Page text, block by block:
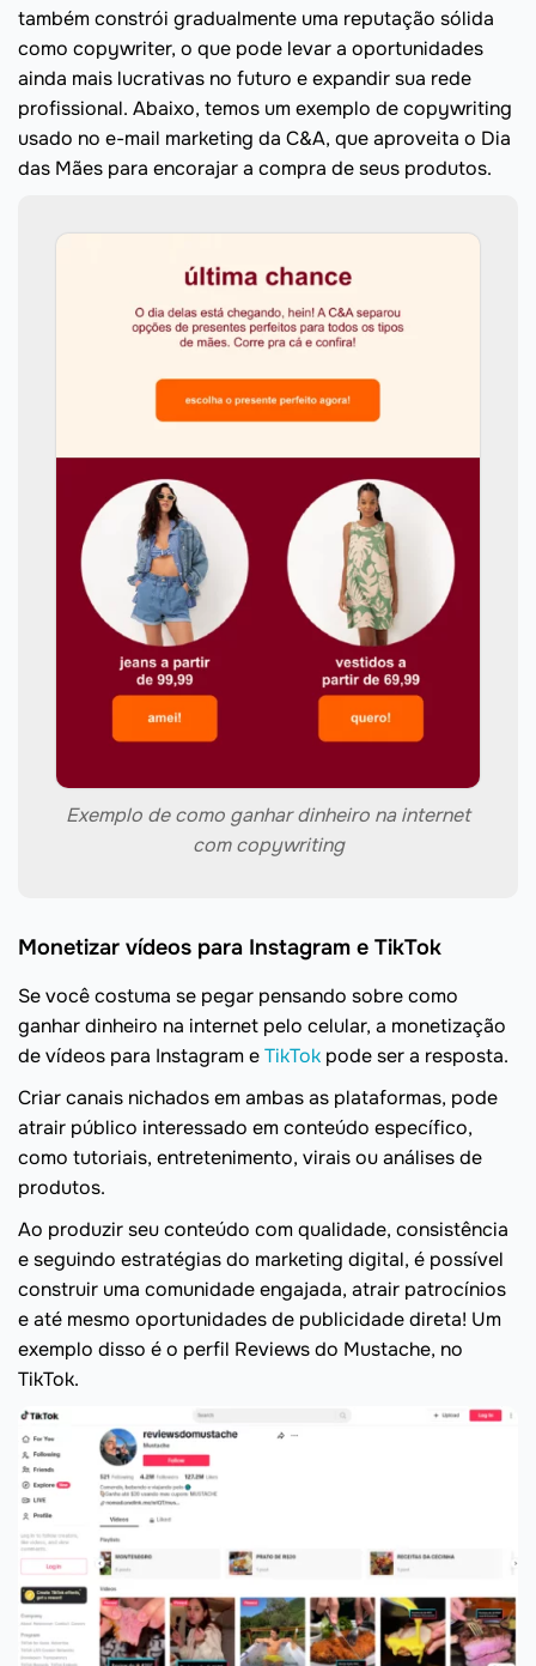
também constrói gradualmente uma reputação sólida
como copywriter, o que pode levar a oportunidades
ainda mais lucrativas no futuro e expandir sua rede
profissional. Abaixo, temos um exemplo de copywriting
usado no e-mail marketing da C&A, que aproveita o Dia
das Mães para encorajar a compra de seus produtos.
Exemplo de como ganhar dinheiro na internet
com copywriting
Monetizar vídeos para Instagram e TikTok
Se você costuma se pegar pensando sobre como
ganhar dinheiro na internet pelo celular, a monetização
de vídeos para Instagram eTikTok pode ser a resposta.
Criar canais nichados em ambas as plataformas, pode
atrair público interessado em conteúdo específico,
como tutoriais, entretenimento, virais ou análises de
produtos.
Ao produzir seu conteúdo com qualidade, consistência
e seguindo estratégias do marketing digital, é possível
construir uma comunidade engajada, atrair patrocínios
e até mesmo oportunidades de publicidade direta! Um
exemplo disso é o perfil Reviews do Mustache, no
TikTok.